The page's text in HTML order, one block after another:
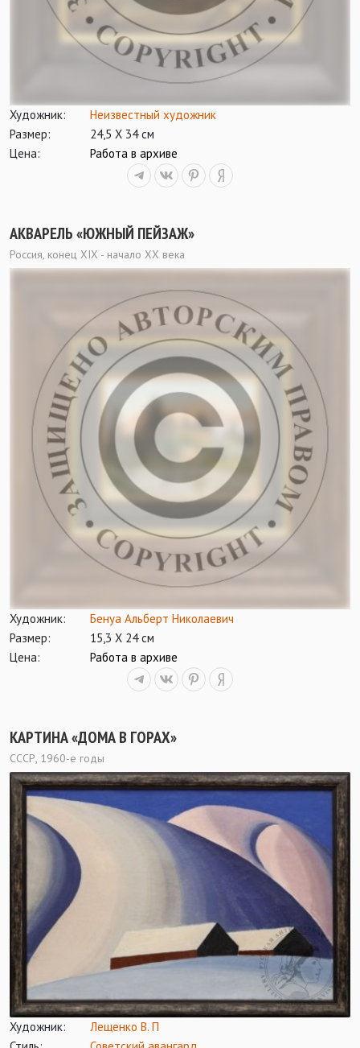
Художник:
Неизвестный художник
Размер:
24,5 Х 34 см
Цена:
Работа в архиве
АКВАРЕЛЬ «ЮЖНЫЙ ПЕЙЗАЖ»
Россия, конец XIX - начало XX века
Художник:
Бенуа Альберт Николаевич
Размер:
15,3 Х 24 см
Цена:
Работа в архиве
КАРТИНА «ДОМА В ГОРАХ»
СССР, 1960-е годы
Художник:
Лещенко В. П